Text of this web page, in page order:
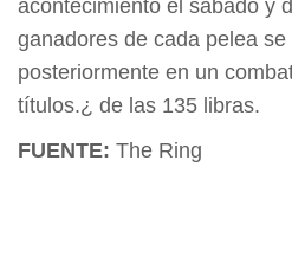
acontecimiento el sábado y
ganadores de cada pelea
posteriormente en un
títulos.¿ de las 135 libras.
FUENTE: The Ring